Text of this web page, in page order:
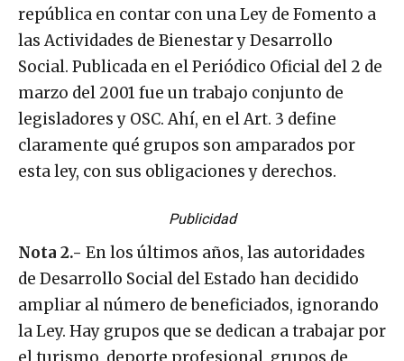
república en contar con una Ley de Fomento a
las Actividades de Bienestar y Desarrollo
Social. Publicada en el Periódico Oficial del 2 de
marzo del 2001 fue un trabajo conjunto de
legisladores y OSC. Ahí, en el Art. 3 define
claramente qué grupos son amparados por
esta ley, con sus obligaciones y derechos.
Publicidad
Nota 2.- En los últimos años, las autoridades
de Desarrollo Social del Estado han decidido
ampliar al número de beneficiados, ignorando
la Ley. Hay grupos que se dedican a trabajar por